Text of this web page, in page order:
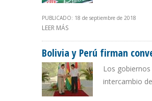
PUBLICADO: 18 de septiembre de 2018
LEER MÁS
Bolivia y Perú firman
Los
intercambio